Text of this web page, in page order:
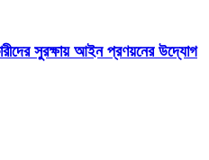
সুরক্ষায় আইন প্রণয়নের উদ্যোগ